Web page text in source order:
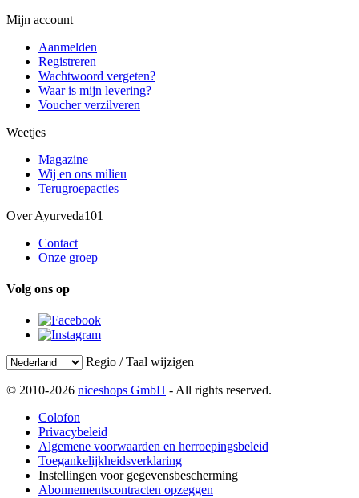
Mijn account
Aanmelden
Registreren
Wachtwoord vergeten?
Waar is mijn levering?
Voucher verzilveren
Weetjes
Magazine
Wij en ons milieu
Terugroepacties
Over Ayurveda101
Contact
Onze groep
Volg ons op
Regio / Taal wijzigen
© 2010-2026 niceshops GmbH - All rights reserved.
Colofon
Privacybeleid
Algemene voorwaarden en herroepingsbeleid
Toegankelijkheidsverklaring
Instellingen voor gegevensbescherming
Abonnementscontracten opzeggen